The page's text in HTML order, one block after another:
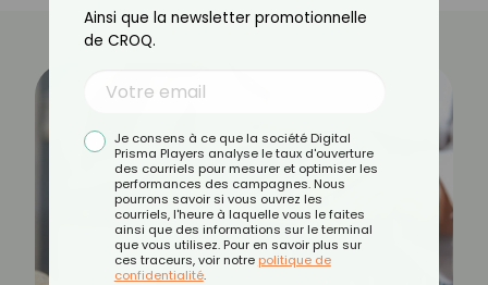
Ainsi que la newsletter promotionnelle
de CROQ.
Je consens à ce que la société Digital
Prisma Players analyse le taux d'ouverture
des courriels pour mesurer et optimiser les
performances des campagnes. Nous
pourrons savoir si vous ouvrez les
courriels, l'heure à laquelle vous le faites
ainsi que des informations sur le terminal
que vous utilisez. Pour en savoir plus sur
ces traceurs, voir notre politique de
confidentialité.